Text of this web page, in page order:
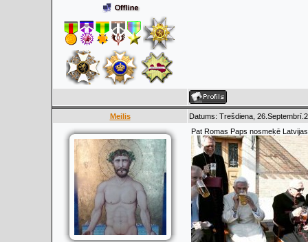
Meilis Datums: Trešdiena,
Pat Romas Paps nosmeķē